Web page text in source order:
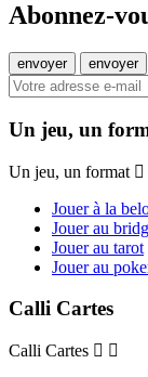
Abonnez-
Un jeu, un
Un jeu, un format
Jouer à la
Jouer au
Jouer au tarot
Jouer au
Calli Cartes
Calli Cartes